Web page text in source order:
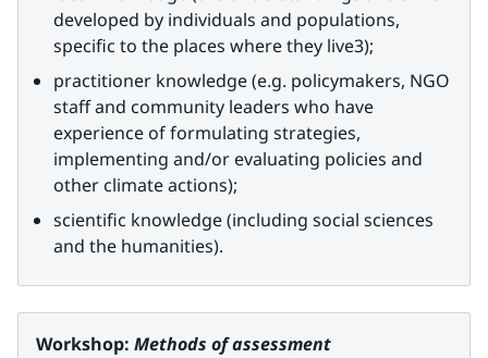
developed by individuals and populations,
specific to the places where they live3);
practitioner knowledge (e.g. policymakers, NGO
staff and community leaders who have
experience of formulating strategies,
implementing and/or evaluating policies and
other climate actions);
scientific knowledge (including social sciences
and the humanities).
Workshop: Methods of assessment